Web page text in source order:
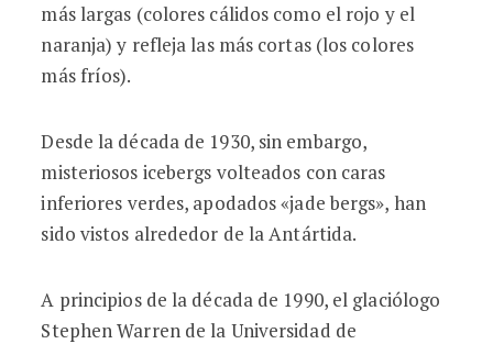
más largas (colores cálidos como el rojo y el
naranja) y refleja las más cortas (los colores
más fríos).
Desde la década de 1930, sin embargo,
misteriosos icebergs volteados con caras
inferiores verdes, apodados «jade bergs», han
sido vistos alrededor de la Antártida.
A principios de la década de 1990, el glaciólogo
Stephen Warren de la Universidad de